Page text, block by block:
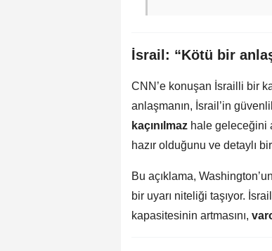
İsrail: “Kötü bir
CNN’e konuşan İsrailli bir
anlaşmanın, İsrail’in
kaçınılmaz hale geleceğini
hazır olduğunu ve detaylı
Bu açıklama,
bir uyarı niteliği taşıyor.
kapasitesinin artmasını,